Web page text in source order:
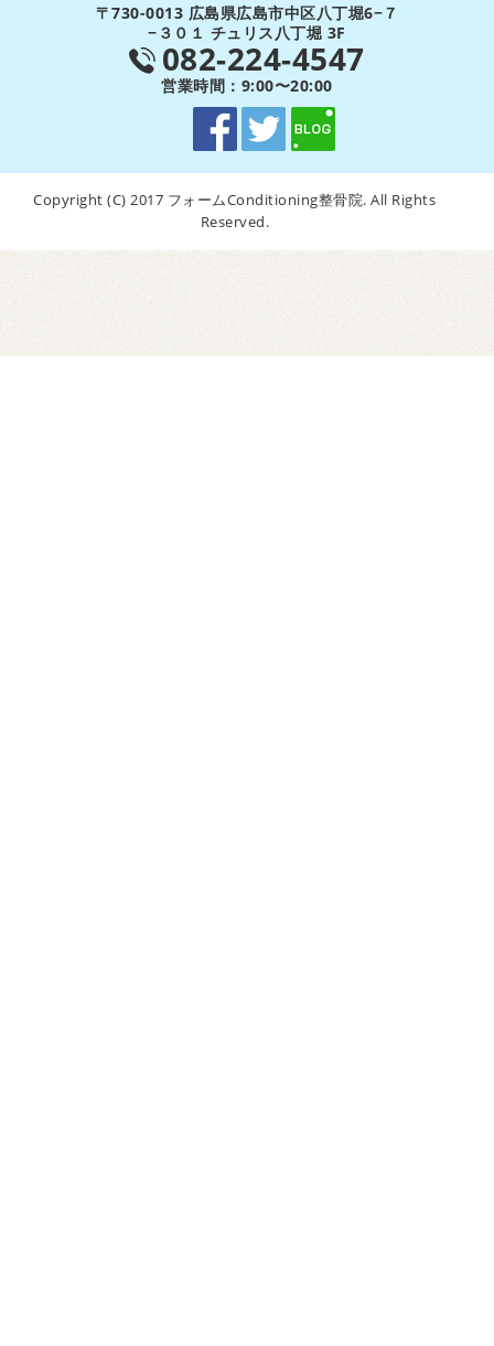
〒730-0013 広島県広島市中区八丁堀6−７
−３０１ チュリス八丁堀 3F
082-224-4547
営業時間：9:00〜20:00
Copyright (C) 2017 フォームConditioning整骨院. All Rights
Reserved.